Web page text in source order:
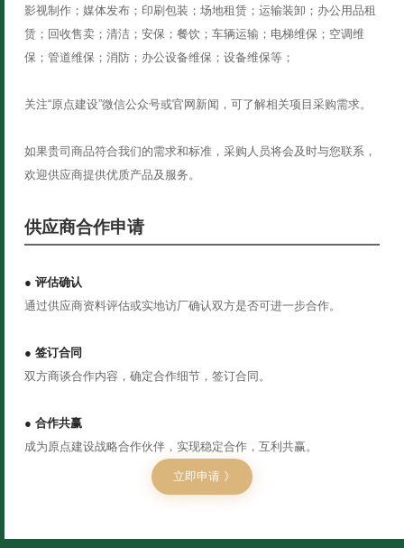
影视制作；媒体发布；印刷包装；场地租赁；运输装卸；办公用品租
赁；回收售卖；清洁；安保；餐饮；车辆运输；电梯维保；空调维
保；管道维保；消防；办公设备维保；设备维保等；
关注“原点建设”微信公众号或官网新闻，可了解相关项目采购需求。
如果贵司商品符合我们的需求和标准，采购人员将会及时与您联系，
欢迎供应商提供优质产品及服务。
供应商合作申请
● 评估确认
通过供应商资料评估或实地访厂确认双方是否可进一步合作。
● 签订合同
双方商谈合作内容，确定合作细节，签订合同。
● 合作共赢
成为原点建设战略合作伙伴，实现稳定合作，互利共赢。
立即申请 》